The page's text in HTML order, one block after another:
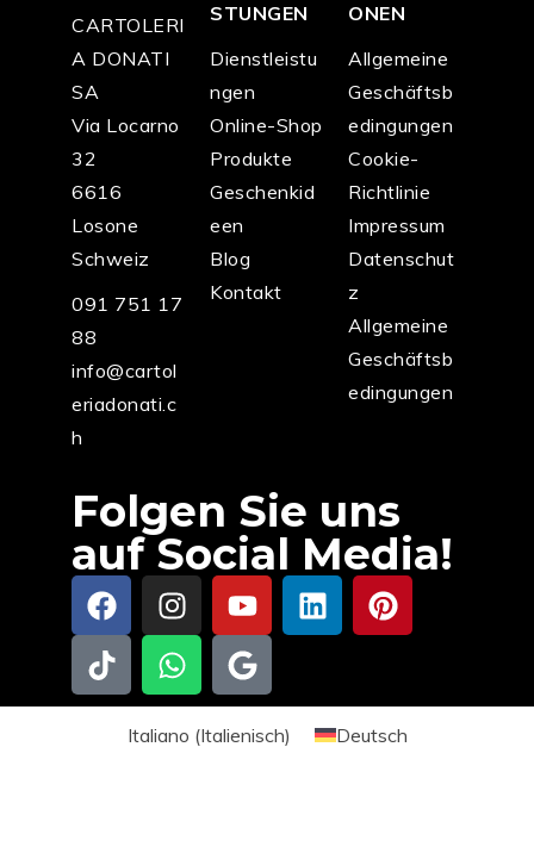
CARTOLERI
A DONATI
SA
Via Locarno
32
6616
Losone
Schweiz
091 751 17
88
info@cartol
eriadonati.c
h
STUNGEN
Dienstleistu
ngen
Online-Shop
Produkte
Geschenkid
een
Blog
Kontakt
ONEN
Allgemeine
Geschäftsb
edingungen
Cookie-
Richtlinie
Impressum
Datenschut
z
Allgemeine
Geschäftsb
edingungen
Folgen Sie uns
auf Social Media!
Italiano (Italienisch) Deutsch